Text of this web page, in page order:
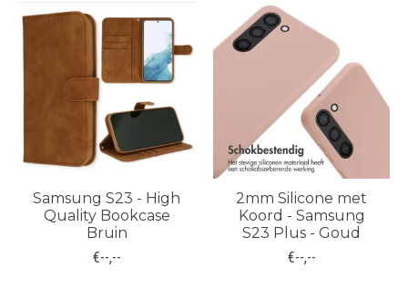
Items van productcarrousel
Samsung S23 - High
Quality Bookcase
Bruin
€--,--
2mm Silicone met
Koord - Samsung
S23 Plus - Goud
€--,--